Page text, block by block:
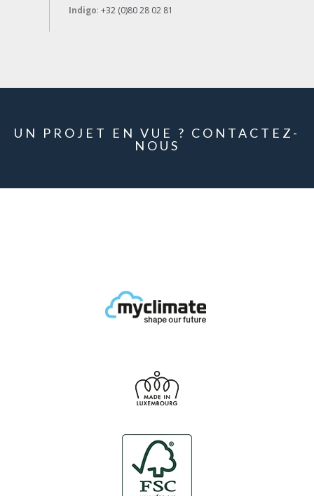
Indigo: +32 (0)80 28 02 81
UN PROJET EN VUE ? CONTACTEZ-
NOUS